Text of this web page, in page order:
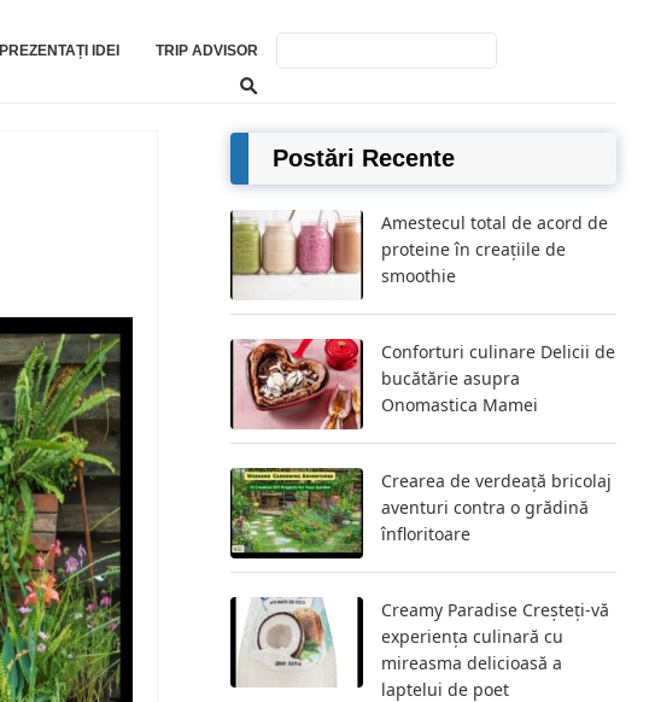
PREZENTAȚI IDEI TRIP ADVISOR
Postări Recente
Amestecul total de acord de
proteine ​​în creațiile de
smoothie
Conforturi culinare Delicii de
bucătărie asupra
Onomastica Mamei
Crearea de verdeață bricolaj
aventuri contra o grădină
înfloritoare
Creamy Paradise Creșteți-vă
experiența culinară cu
mireasma delicioasă a
laptelui de poet